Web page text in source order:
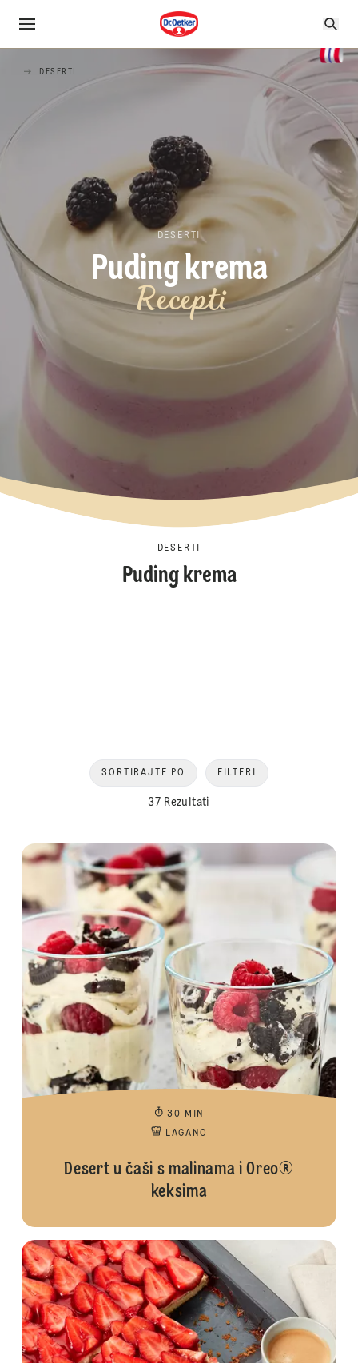
DESERTI
DESERTI
Puding krema
Recepti
DESERTI
Puding krema
37 Rezultati
SORTIRAJTE PO FILTERI
30 MIN
LAGANO
Desert u čaši s malinama i Oreo®
keksima